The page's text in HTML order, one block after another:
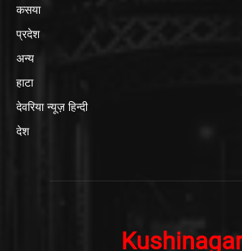
कसया
प्रदेश
अन्य
हाटा
देवरिया न्यूज़ हिन्दी
देश